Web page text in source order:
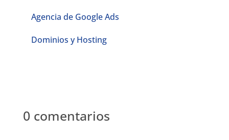
Agencia de Google Ads
Dominios y Hosting
0 comentarios